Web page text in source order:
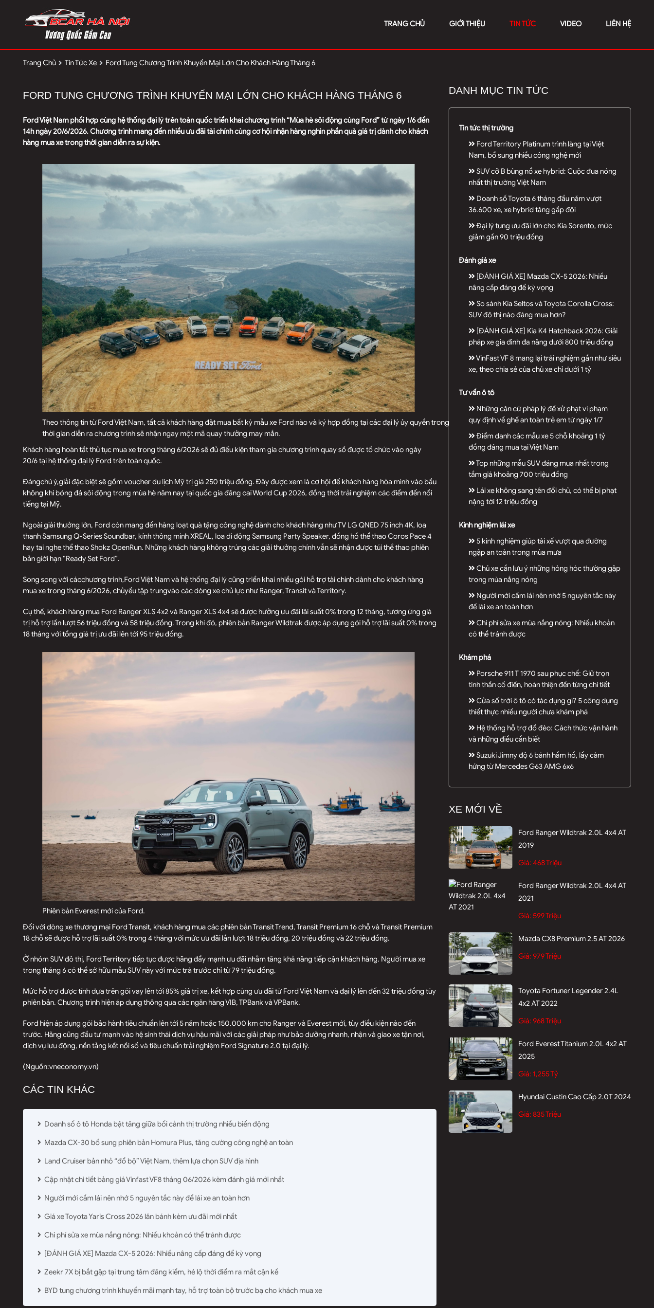
TRANG CHỦ GIỚI THIỆU TIN TỨC VIDEO LIÊN HỆ
Trang Chủ Tin Tức Xe Ford Tung Chương Trình Khuyến Mại Lớn Cho Khách Hàng Tháng 6
FORD TUNG CHƯƠNG TRÌNH KHUYẾN MẠI LỚN CHO KHÁCH HÀNG THÁNG 6
Ford Việt Nam phối hợp cùng hệ thống đại lý trên toàn quốc triển khai chương trình “Mùa hè sôi động cùng Ford” từ ngày 1/6 đến
14h ngày 20/6/2026. Chương trình mang đến nhiều ưu đãi tài chính cùng cơ hội nhận hàng nghìn phần quà giá trị dành cho khách
hàng mua xe trong thời gian diễn ra sự kiện.
Theo thông tin từ Ford Việt Nam, tất cả khách hàng đặt mua bất kỳ mẫu xe Ford nào và ký hợp đồng tại các đại lý ủy quyền trong
thời gian diễn ra chương trình sẽ nhận ngay một mã quay thưởng may mắn.
Khách hàng hoàn tất thủ tục mua xe trong tháng 6/2026 sẽ đủ điều kiện tham gia chương trình quay số được tổ chức vào ngày
20/6 tại hệ thống đại lý Ford trên toàn quốc.
Đángchú ý,giải đặc biệt sẽ gồm voucher du lịch Mỹ trị giá 250 triệu đồng. Đây được xem là cơ hội để khách hàng hòa mình vào bầu
không khí bóng đá sôi động trong mùa hè năm nay tại quốc gia đăng cai World Cup 2026, đồng thời trải nghiệm các điểm đến nổi
tiếng tại Mỹ.
Ngoài giải thưởng lớn, Ford còn mang đến hàng loạt quà tặng công nghệ dành cho khách hàng như TV LG QNED 75 inch 4K, loa
thanh Samsung Q-Series Soundbar, kính thông minh XREAL, loa di động Samsung Party Speaker, đồng hồ thể thao Coros Pace 4
hay tai nghe thể thao Shokz OpenRun. Những khách hàng không trúng các giải thưởng chính vẫn sẽ nhận được túi thể thao phiên
bản giới hạn “Ready Set Ford”.
Song song với cácchương trình,Ford Việt Nam và hệ thống đại lý cũng triển khai nhiều gói hỗ trợ tài chính dành cho khách hàng
mua xe trong tháng 6/2026, chủyếu tập trungvào các dòng xe chủ lực như Ranger, Transit và Territory.
Cụ thể, khách hàng mua Ford Ranger XLS 4x2 và Ranger XLS 4x4 sẽ được hưởng ưu đãi lãi suất 0% trong 12 tháng, tương ứng giá
trị hỗ trợ lần lượt 56 triệu đồng và 58 triệu đồng. Trong khi đó, phiên bản Ranger Wildtrak được áp dụng gói hỗ trợ lãi suất 0% trong
18 tháng với tổng giá trị ưu đãi lên tới 95 triệu đồng.
Phiên bản Everest mới của Ford.
Đối với dòng xe thương mại Ford Transit, khách hàng mua các phiên bản Transit Trend, Transit Premium 16 chỗ và Transit Premium
18 chỗ sẽ được hỗ trợ lãi suất 0% trong 4 tháng với mức ưu đãi lần lượt 18 triệu đồng, 20 triệu đồng và 22 triệu đồng.
Ở nhóm SUV đô thị, Ford Territory tiếp tục được hãng đẩy mạnh ưu đãi nhằm tăng khả năng tiếp cận khách hàng. Người mua xe
trong tháng 6 có thể sở hữu mẫu SUV này với mức trả trước chỉ từ 79 triệu đồng.
Mức hỗ trợ được tính dựa trên gói vay lên tới 85% giá trị xe, kết hợp cùng ưu đãi từ Ford Việt Nam và đại lý lên đến 32 triệu đồng tùy
phiên bản. Chương trình hiện áp dụng thông qua các ngân hàng VIB, TPBank và VPBank.
Ford hiện áp dụng gói bảo hành tiêu chuẩn lên tới 5 năm hoặc 150.000 km cho Ranger và Everest mới, tùy điều kiện nào đến
trước. Hãng cũng đầu tư mạnh vào hệ sinh thái dịch vụ hậu mãi với các giải pháp như bảo dưỡng nhanh, nhận và giao xe tận nơi,
dịch vụ lưu động, nền tảng kết nối số và tiêu chuẩn trải nghiệm Ford Signature 2.0 tại đại lý.
(Nguồn:vneconomy.vn)
CÁC TIN KHÁC
Doanh số ô tô Honda bật tăng giữa bối cảnh thị trường nhiều biến động
Mazda CX-30 bổ sung phiên bản Homura Plus, tăng cường công nghệ an toàn
Land Cruiser bản nhỏ “đổ bộ” Việt Nam, thêm lựa chọn SUV địa hình
Cập nhật chi tiết bảng giá Vinfast VF8 tháng 06/2026 kèm đánh giá mới nhất
Người mới cầm lái nên nhớ 5 nguyên tắc này để lái xe an toàn hơn
Giá xe Toyota Yaris Cross 2026 lăn bánh kèm ưu đãi mới nhất
Chi phí sửa xe mùa nắng nóng: Nhiều khoản có thể tránh được
[ĐÁNH GIÁ XE] Mazda CX-5 2026: Nhiều nâng cấp đáng để kỳ vọng
Zeekr 7X bị bắt gặp tại trung tâm đăng kiểm, hé lộ thời điểm ra mắt cận kề
BYD tung chương trình khuyến mãi mạnh tay, hỗ trợ toàn bộ trước bạ cho khách mua xe
DANH MỤC TIN TỨC
Tin tức thị trường
Ford Territory Platinum trình làng tại Việt
Nam, bổ sung nhiều công nghệ mới
SUV cỡ B bùng nổ xe hybrid: Cuộc đua nóng
nhất thị trường Việt Nam
Doanh số Toyota 6 tháng đầu năm vượt
36.600 xe, xe hybrid tăng gấp đôi
Đại lý tung ưu đãi lớn cho Kia Sorento, mức
giảm gần 90 triệu đồng
Đánh giá xe
[ĐÁNH GIÁ XE] Mazda CX-5 2026: Nhiều
nâng cấp đáng để kỳ vọng
So sánh Kia Seltos và Toyota Corolla Cross:
SUV đô thị nào đáng mua hơn?
[ĐÁNH GIÁ XE] Kia K4 Hatchback 2026: Giải
pháp xe gia đình đa năng dưới 800 triệu đồng
VinFast VF 8 mang lại trải nghiệm gần như siêu
xe, theo chia sẻ của chủ xe chỉ dưới 1 tỷ
Tư vấn ô tô
Những căn cứ pháp lý để xử phạt vi phạm
quy định về ghế an toàn trẻ em từ ngày 1/7
Điểm danh các mẫu xe 5 chỗ khoảng 1 tỷ
đồng đáng mua tại Việt Nam
Top những mẫu SUV đáng mua nhất trong
tầm giá khoảng 700 triệu đồng
Lái xe không sang tên đổi chủ, có thể bị phạt
nặng tới 12 triệu đồng
Kinh nghiệm lái xe
5 kinh nghiệm giúp tài xế vượt qua đường
ngập an toàn trong mùa mưa
Chủ xe cần lưu ý những hỏng hóc thường gặp
trong mùa nắng nóng
Người mới cầm lái nên nhớ 5 nguyên tắc này
để lái xe an toàn hơn
Chi phí sửa xe mùa nắng nóng: Nhiều khoản
có thể tránh được
Khám phá
Porsche 911 T 1970 sau phục chế: Giữ trọn
tinh thần cổ điển, hoàn thiện đến từng chi tiết
Cửa sổ trời ô tô có tác dụng gì? 5 công dụng
thiết thực nhiều người chưa khám phá
Hệ thống hỗ trợ đổ đèo: Cách thức vận hành
và những điều cần biết
Suzuki Jimny độ 6 bánh hầm hố, lấy cảm
hứng từ Mercedes G63 AMG 6x6
XE MỚI VỀ
Ford Ranger Wildtrak 2.0L 4x4 AT
2019
Giá: 468 Triệu
Ford Ranger Wildtrak 2.0L 4x4 AT
2021
Giá: 599 Triệu
Mazda CX8 Premium 2.5 AT 2026
Giá: 979 Triệu
Toyota Fortuner Legender 2.4L
4x2 AT 2022
Giá: 968 Triệu
Ford Everest Titanium 2.0L 4x2 AT
2025
Giá: 1,255 Tỷ
Hyundai Custin Cao Cấp 2.0T 2024
Giá: 835 Triệu